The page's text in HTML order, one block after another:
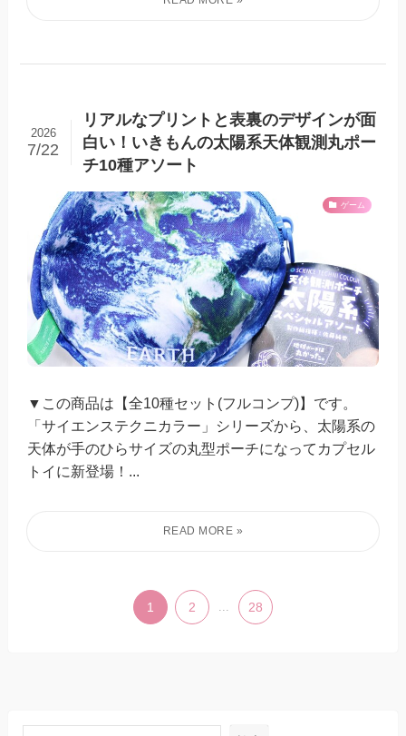
リアルなプリントと表裏のデザインが面
白い！いきもんの太陽系天体観測丸ポー
チ10種アソート
2026
7/22
ゲーム
▼この商品は【全10種セット(フルコンプ)】です。
「サイエンステクニカラー」シリーズから、太陽系の
天体が手のひらサイズの丸型ポーチになってカプセル
トイに新登場！...
1 2 ... 28